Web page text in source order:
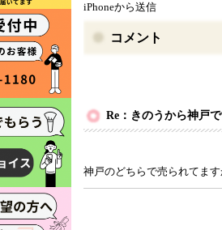
iPhoneから送信
コメント
Re：きのうから神戸で
神戸のどちらで売られてます